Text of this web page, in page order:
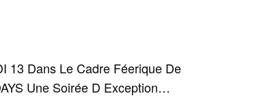
13 Dans Le Cadre Féerique De
Une Soirée D Exception…